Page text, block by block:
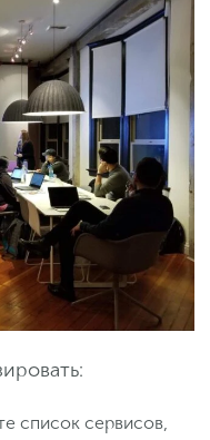
список сервисов,